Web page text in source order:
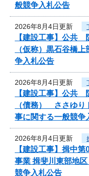
般競争入札公告
2026年8月4日更新
【建設工事】公共
（仮称）黒石谷橋
争入札公告
2026年8月4日更新
【建設工事】公共
（債務） ささゆ
事に関する一般競争
2026年8月4日更新
【建設工事】揖中
事業 揖斐川東部地
競争入札公告